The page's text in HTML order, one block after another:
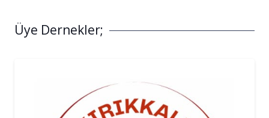
Üye Dernekler;